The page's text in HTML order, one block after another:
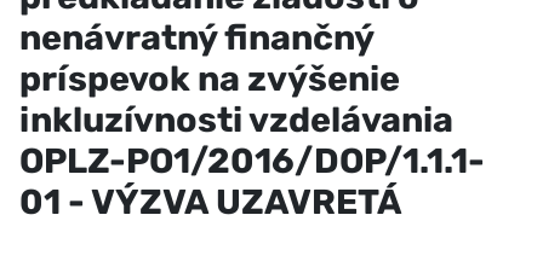
nenávratný finančný
príspevok na zvýšenie
inkluzívnosti vzdelávania
OPLZ-PO1/2016/DOP/1.1.1-
01 - VÝZVA UZAVRETÁ